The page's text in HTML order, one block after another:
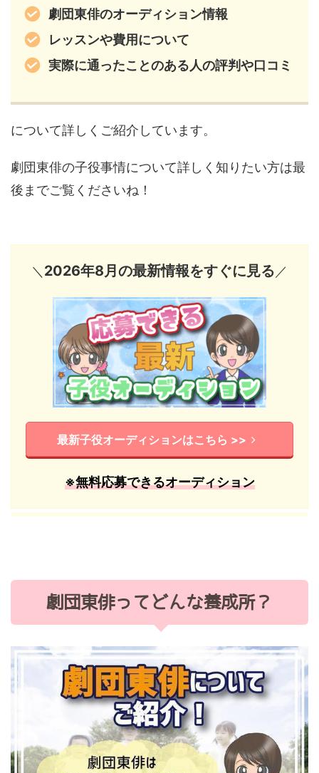
劇団東俳のオーディション情報
レッスンや費用について
実際に通ったことのある人の評判や口コミ
について詳しくご紹介しています。
劇団東俳の子役事情について詳しく知りたい方は最
後までご覧くださいね！
＼ 2026年8月の最新情報をすぐに見る ／
最新子役オーディションはこちら >>
※無料応募できるオーディション
劇団東俳ってどんな養成所？